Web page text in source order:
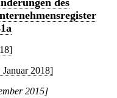
des
2018]
2015]